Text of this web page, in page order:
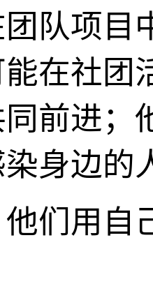
队项目
在社团
前进；
身边的
他们用自